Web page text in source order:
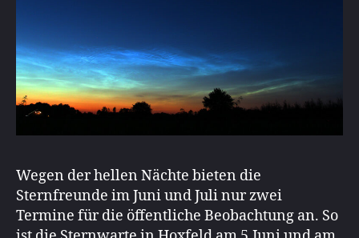
Wegen der hellen Nächte bieten die
Sternfreunde im Juni und Juli nur zwei
Termine für die öffentliche Beobachtung an. So